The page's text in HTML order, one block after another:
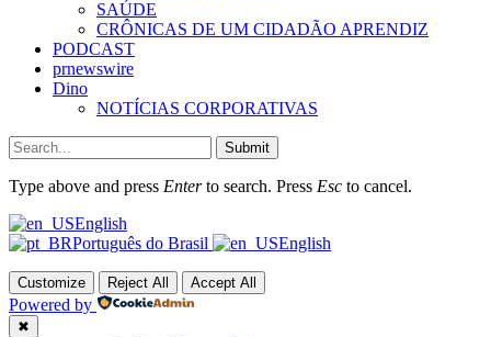
SAÚDE
CRÔNICAS DE UM CIDADÃO APRENDIZ
PODCAST
prnewswire
Dino
NOTÍCIAS CORPORATIVAS
Submit
Type above and press Enterto search. Press Esc to cancel.
English
Português do Brasil
English
Customize Reject All Accept All
Powered by
✖